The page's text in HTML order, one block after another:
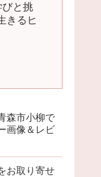
びと挑
きるヒ
森市小柳で
画像＆レビ
お取り寄せ